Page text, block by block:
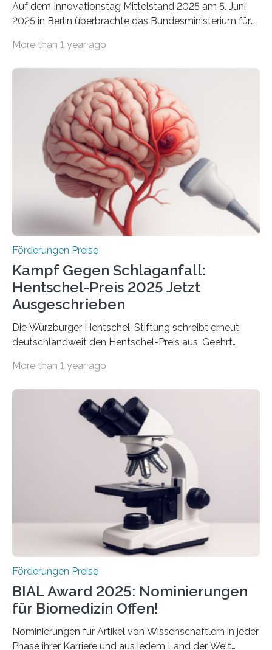
Auf dem Innovationstag Mittelstand 2025 am 5. Juni
2025 in Berlin überbrachte das Bundesministerium für
Überplanmäßige Verpflichtungsermächtigungen in
Woche vom Haushaltsausschuss freigegeben – unter
anderem zur Unterstützung der
Industrieforschungsprogramme Industrielle
Gemeinschaftsforschung (IGF), Zentrales
Innovationsprogramm Mittelstand (ZIM) und
Innovationskompetenz INNO-KOM. Auf dem
Innovationstag Mittelstand 2025 am 5. Juni 2025 in
Berlin überbrachte das Bundesministerium für
Wirtschaft und Energie eine gute Nachricht:
Überplanmäßige Verpflichtungsermächtigungen in
More than 1 year ago
Förderungen Preise
Kampf Gegen Schlaganfall:
Hentschel-Preis 2025 Jetzt
Ausgeschrieben
Die Würzburger Hentschel-Stiftung schreibt erneut
deutschlandweit den Hentschel-Preis aus. Geehrt
hochrangige wissenschaftliche Publikation zum Thema
Schlaganfall“ mit Sitz in Würzburg fördert die
Schlaganfallforschung, um die Behandlung der
Betroffenen zu verbessern. Dazu schreibt sie auch in
diesem Jahr wieder deutschlandweit den Hentschel-
Preis aus. Er richtet sich gezielt an jüngere
Forscherinnen und Forscher unter 40 Jahren. Geehrt
werden soll eine herausragende Doktorarbeit oder eine
hochrangige wissenschaftliche Publikation zum Thema
More than 1 year ago
Förderungen Preise
BIAL Award 2025: Nominierungen
für Biomedizin Offen!
Nominierungen für Artikel von Wissenschaftlern in jeder
Phase ihrer Karriere und aus jedem Land der Welt